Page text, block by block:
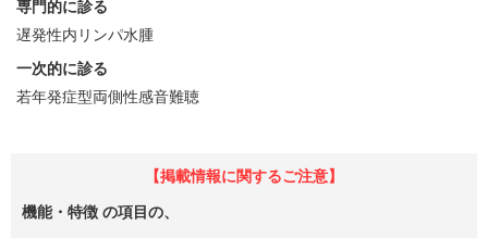
専門的に診る
遅発性内リンパ水腫
一次的に診る
若年発症型両側性感音難聴
【掲載情報に関するご注意】
機能・特徴 の項目の、